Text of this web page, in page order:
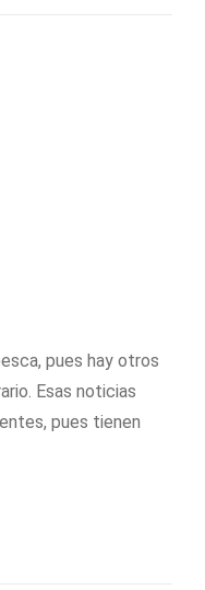
pues hay otros
Esas noticias
pues tienen